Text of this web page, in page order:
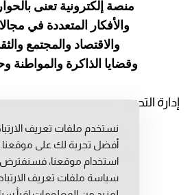
منصة إلكترونية تعنى
والأفكار المتعددة في
والاقتصاد والمجتمع
وقضايا الذاكرة والمواطنة
إدارة التحرير
رئيس التحرير: عبد
رئيس التحرير المساعد:
مديرة التحرير:
نستخدم ملفات تعريف
أفضل تجربة لك على موقعنا.
استخدام موقعنا،
سياسة ملفات تعريف